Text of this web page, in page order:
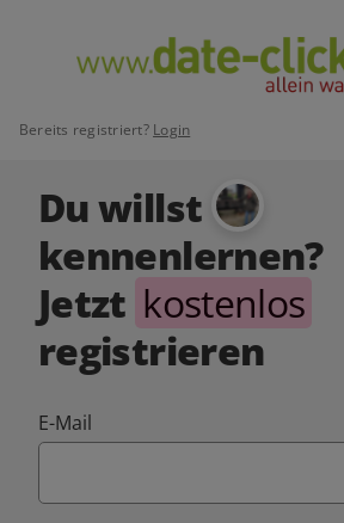
Bereits registriert? Login
Du willst
kennenlernen?
Jetzt kostenlos
registrieren
E-Mail